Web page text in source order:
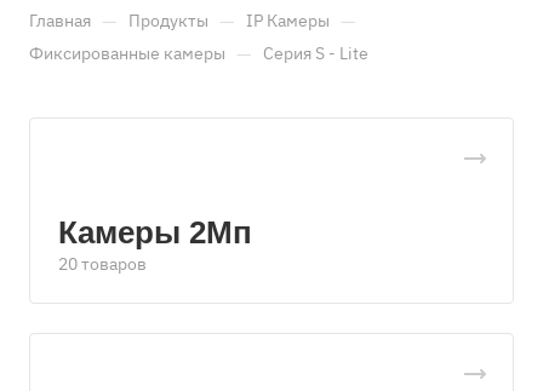
Главная — Продукты — IP Камеры —
Фиксированные камеры — Серия S - Lite
Камеры 2Мп
20 товаров